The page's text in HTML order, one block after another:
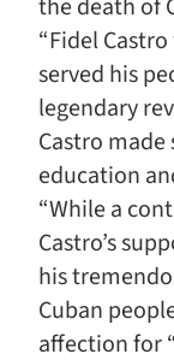
the death of
“Fidel
served his
legendary
Castro
education
“While a
Castro’s
his
Cuban
affection for